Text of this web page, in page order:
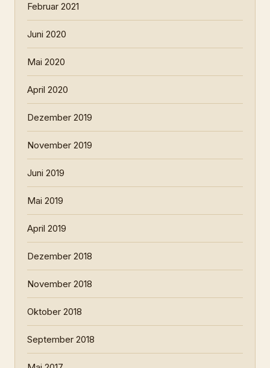
Februar 2021
Juni 2020
Mai 2020
April 2020
Dezember 2019
November 2019
Juni 2019
Mai 2019
April 2019
Dezember 2018
November 2018
Oktober 2018
September 2018